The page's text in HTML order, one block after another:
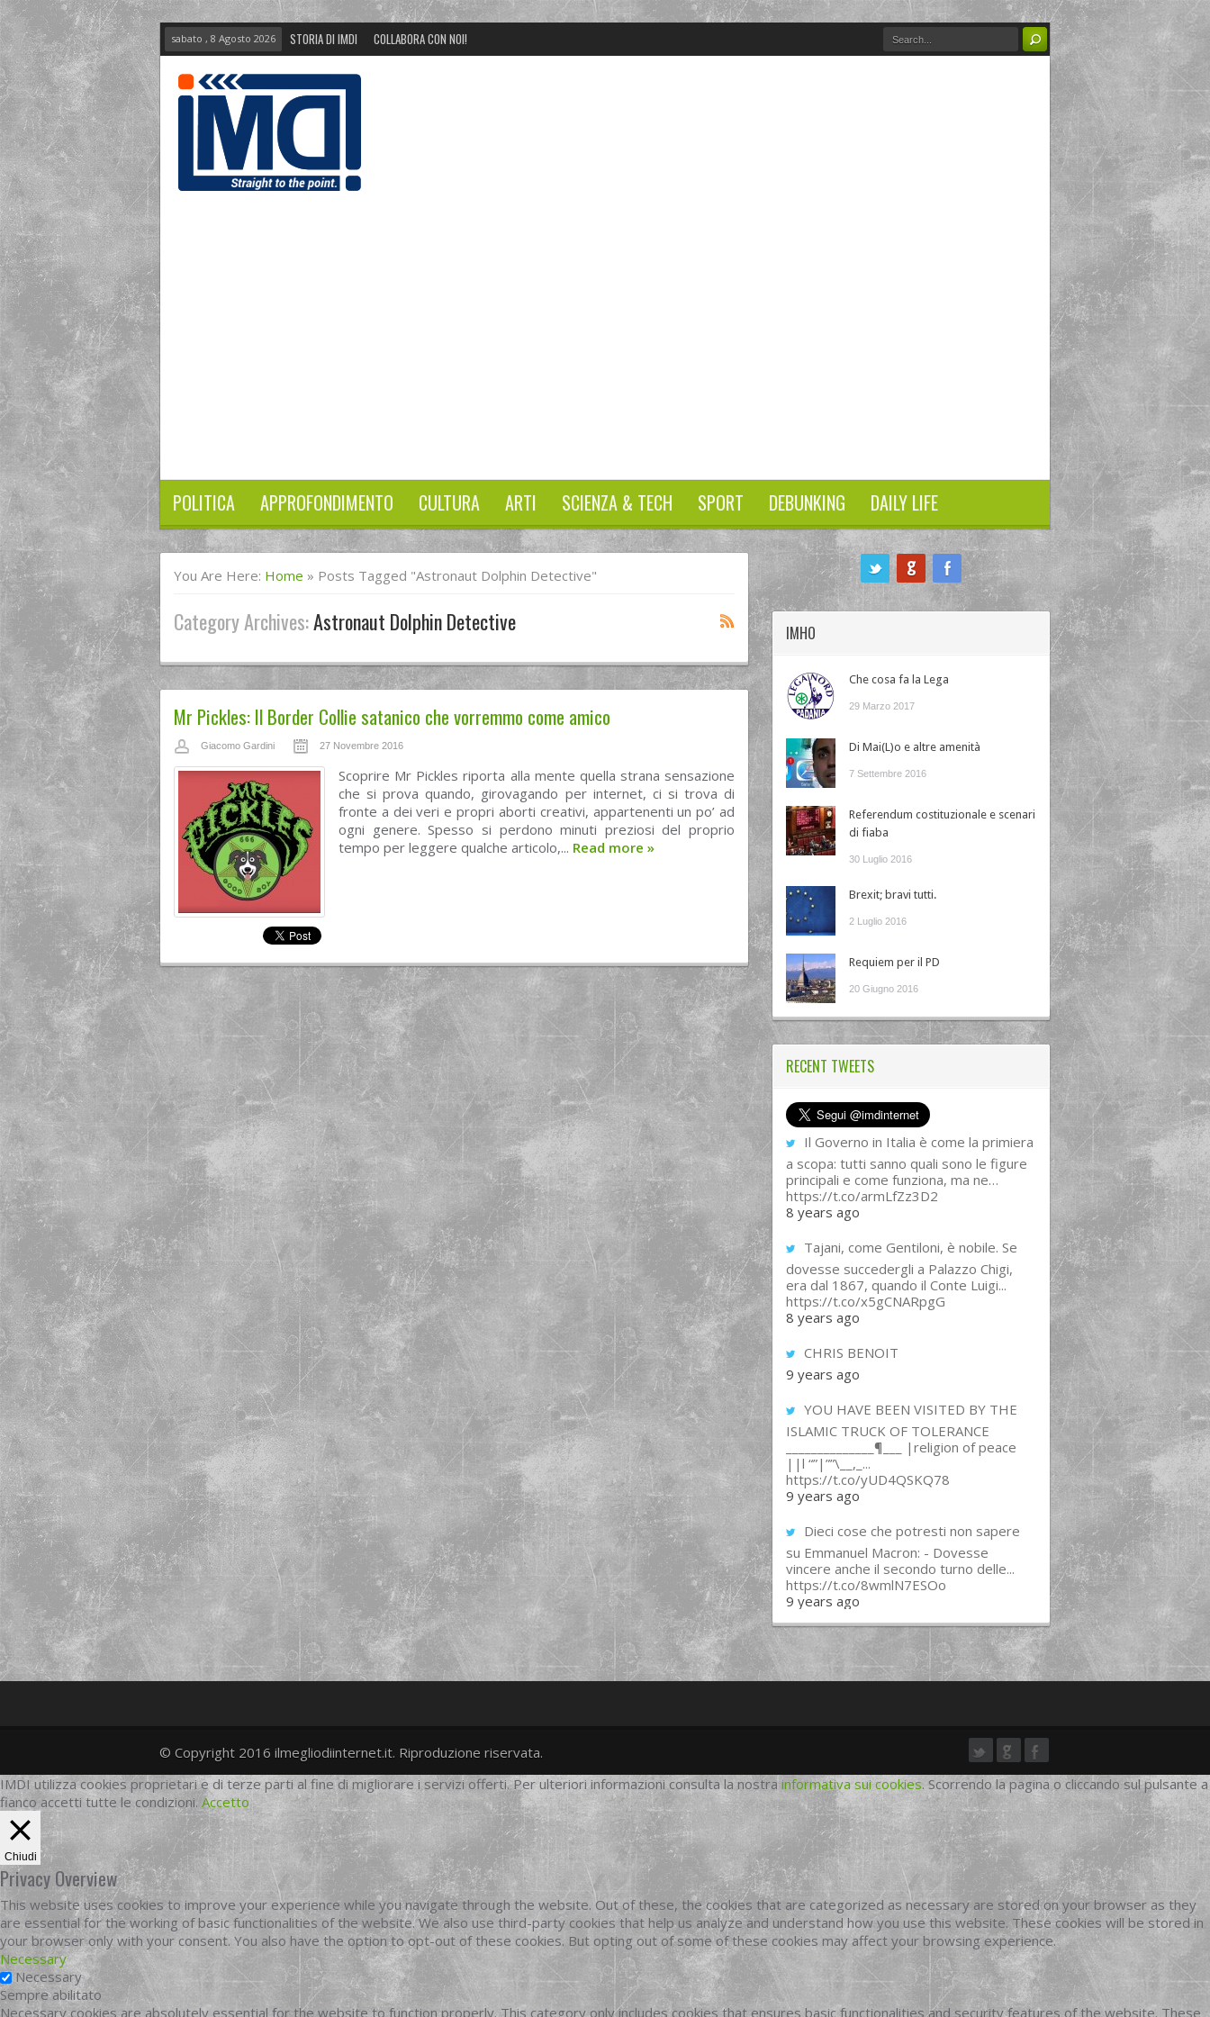
sabato , 8 Agosto 2026 STORIA DI IMDI COLLABORA CON NOI!
POLITICA APPROFONDIMENTO CULTURA ARTI SCIENZA & TECH SPORT DEBUNKING DAILY LIFE
You Are Here: Home » Posts Tagged "astronaut Dolphin Detective"
Category Archives:Astronaut Dolphin Detective
Mr Pickles: Il Border Collie satanico che vorremmo come amico
Giacomo Gardini 27 Novembre 2016
Scoprire Mr Pickles riporta alla mente quella strana sensazione
che si prova quando, girovagando per internet, ci si trova di
fronte a dei veri e propri aborti creativi, appartenenti un po’ ad
ogni genere. Spesso si perdono minuti preziosi del proprio
tempo per leggere qualche articolo,... Read more »
IMHO
Che cosa fa la Lega
29 Marzo 2017
Di Mai(L)o e altre amenità
7 Settembre 2016
Referendum costituzionale e scenari
di fiaba
30 Luglio 2016
Brexit; bravi tutti.
2 Luglio 2016
Requiem per il PD
20 Giugno 2016
RECENT TWEETS
Il Governo in Italia è come la primiera
a scopa: tutti sanno quali sono le figure
principali e come funziona, ma ne…
https://t.co/armLfZz3D2
8 years ago
Tajani, come Gentiloni, è nobile. Se
dovesse succedergli a Palazzo Chigi,
era dal 1867, quando il Conte Luigi...
https://t.co/x5gCNARpgG
8 years ago
CHRIS BENOIT
9 years ago
YOU HAVE BEEN VISITED BY THE
ISLAMIC TRUCK OF TOLERANCE
______________¶___ |religion of peace
||l “”|””\__,_...
https://t.co/yUD4QSKQ78
9 years ago
Dieci cose che potresti non sapere
su Emmanuel Macron: - Dovesse
vincere anche il secondo turno delle...
https://t.co/8wmlN7ESOo
9 years ago
twittergoogleplus
facebook
© Copyright 2016 ilmegliodiinternet.it. Riproduzione riservata.
IMDI utilizza cookies proprietari e di terze parti al fine di migliorare i servizi offerti. Per ulteriori informazioni consulta la nostra informativa sui cookies. Scorrendo la pagina o cliccando sul pulsante a
fianco accetti tutte le condizioni. Accetto
Chiudi
Privacy Overview
This website uses cookies to improve your experience while you navigate through the website. Out of these, the cookies that are categorized as necessary are stored on your browser as they
are essential for the working of basic functionalities of the website. We also use third-party cookies that help us analyze and understand how you use this website. These cookies will be stored in
your browser only with your consent. You also have the option to opt-out of these cookies. But opting out of some of these cookies may affect your browsing experience.
Necessary
Necessary
Sempre abilitato
Necessary cookies are absolutely essential for the website to function properly. This category only includes cookies that ensures basic functionalities and security features of the website. These